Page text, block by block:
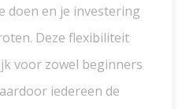
doen en je investering
Deze flexibiliteit
voor zowel beginners
iedereen de